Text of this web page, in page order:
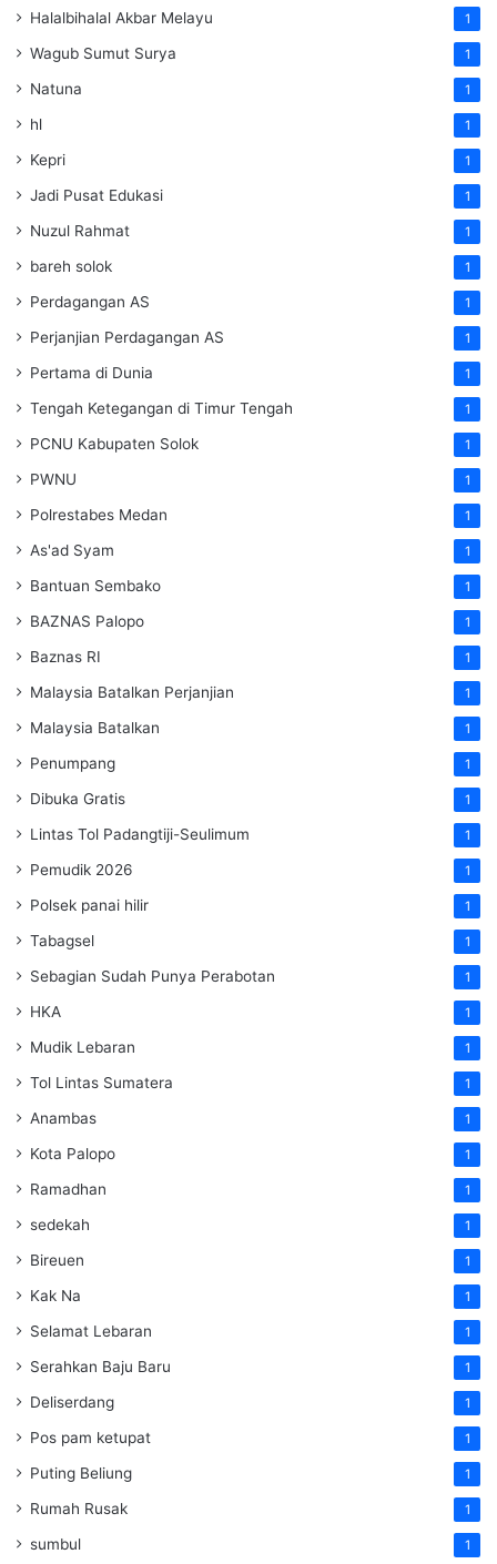
Halalbihalal Akbar Melayu 1
Wagub Sumut Surya 1
Natuna 1
hl 1
Kepri 1
Jadi Pusat Edukasi 1
Nuzul Rahmat 1
bareh solok 1
Perdagangan AS 1
Perjanjian Perdagangan AS 1
Pertama di Dunia 1
Tengah Ketegangan di Timur Tengah 1
PCNU Kabupaten Solok 1
PWNU 1
Polrestabes Medan 1
As'ad Syam 1
Bantuan Sembako 1
BAZNAS Palopo 1
Baznas RI 1
Malaysia Batalkan Perjanjian 1
Malaysia Batalkan 1
Penumpang 1
Dibuka Gratis 1
Lintas Tol Padangtiji-Seulimum 1
Pemudik 2026 1
Polsek panai hilir 1
Tabagsel 1
Sebagian Sudah Punya Perabotan 1
HKA 1
Mudik Lebaran 1
Tol Lintas Sumatera 1
Anambas 1
Kota Palopo 1
Ramadhan 1
sedekah 1
Bireuen 1
Kak Na 1
Selamat Lebaran 1
Serahkan Baju Baru 1
Deliserdang 1
Pos pam ketupat 1
Puting Beliung 1
Rumah Rusak 1
sumbul 1